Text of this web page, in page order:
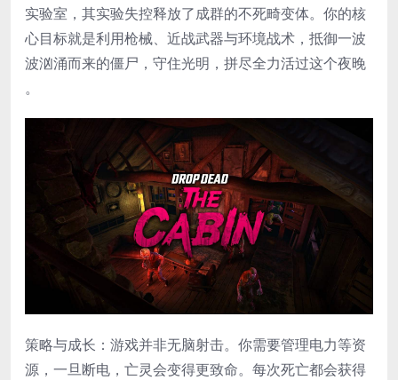
实验室，其实验失控释放了成群的不死畸变体。你的核
心目标就是利用枪械、近战武器与环境战术，抵御一波
波汹涌而来的僵尸，守住光明，拼尽全力活过这个夜晚
。
​策略与成长​：游戏并非无脑射击。你需要管理电力等资
源，一旦断电，亡灵会变得更致命。每次死亡都会获得